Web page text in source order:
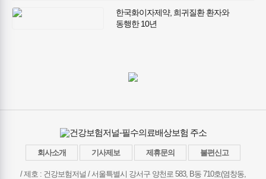
한국화이자제약, 희귀질환 환자와
동행한 10년
회사소개 기사제보 제휴문의 불편신고
/ 제호 : 건강보험저널 /서울특별시 강서구 양천로 583, B동 710호(염창동,